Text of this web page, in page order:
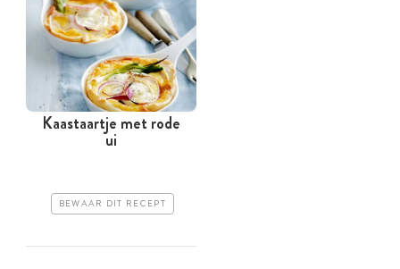
Kaastaartje met rode
ui
BEWAAR DIT RECEPT